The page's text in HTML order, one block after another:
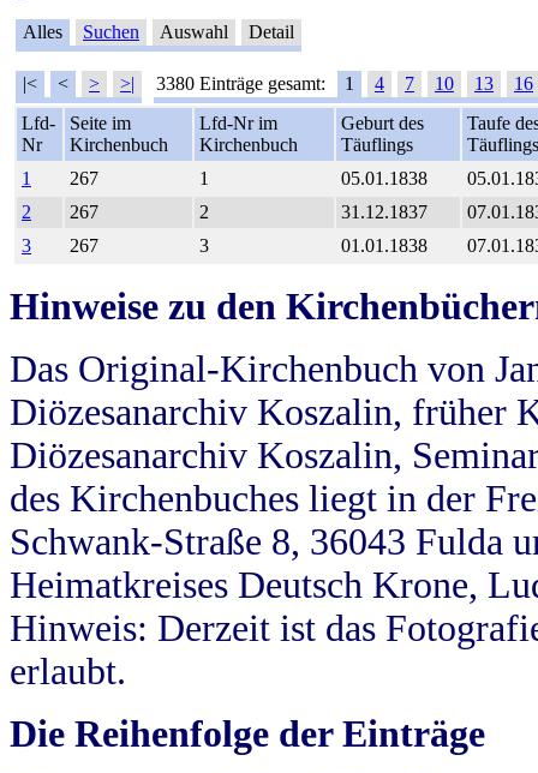
Alles Suchen Auswahl Detail
|< < > >| 3380 Einträge gesamt: 1 4 7 10 13
16
Lfd-
Nr
Seite im
Kirchenbuch
Lfd-Nr im
Kirchenbuch
Geburt des
Täuflings
Taufe
Täuflings
1
267 1 05.01.1838
2
267 2 31.12.1837
3
267 3 01.01.1838
Hinweise zu den
Das Original-Kirchenbuch von
Diözesanarchiv Koszalin, früher
Diözesanarchiv Koszalin,
des Kirchenbuches liegt in der
Schwank-Straße 8, 36043 Fulda
Heimatkreises Deutsch Krone,
Hinweis: Derzeit ist das
erlaubt.
Die Reihenfolge der Einträge